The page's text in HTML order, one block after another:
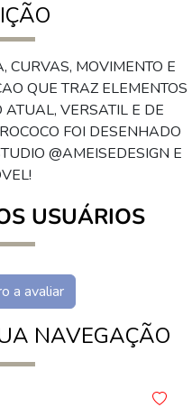
CURVAS, MOVIMENTO E
QUE TRAZ ELEMENTOS
VERSATIL E DE
FOI DESENHADO
@AMEISEDESIGN E
USUÁRIOS
a avaliar
NAVEGAÇÃO